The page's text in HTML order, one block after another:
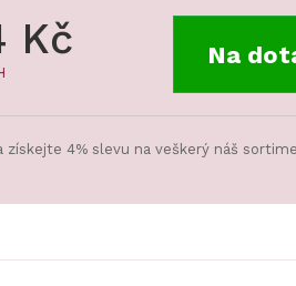
Kč Na
získejte 4% slevu na veškerý náš